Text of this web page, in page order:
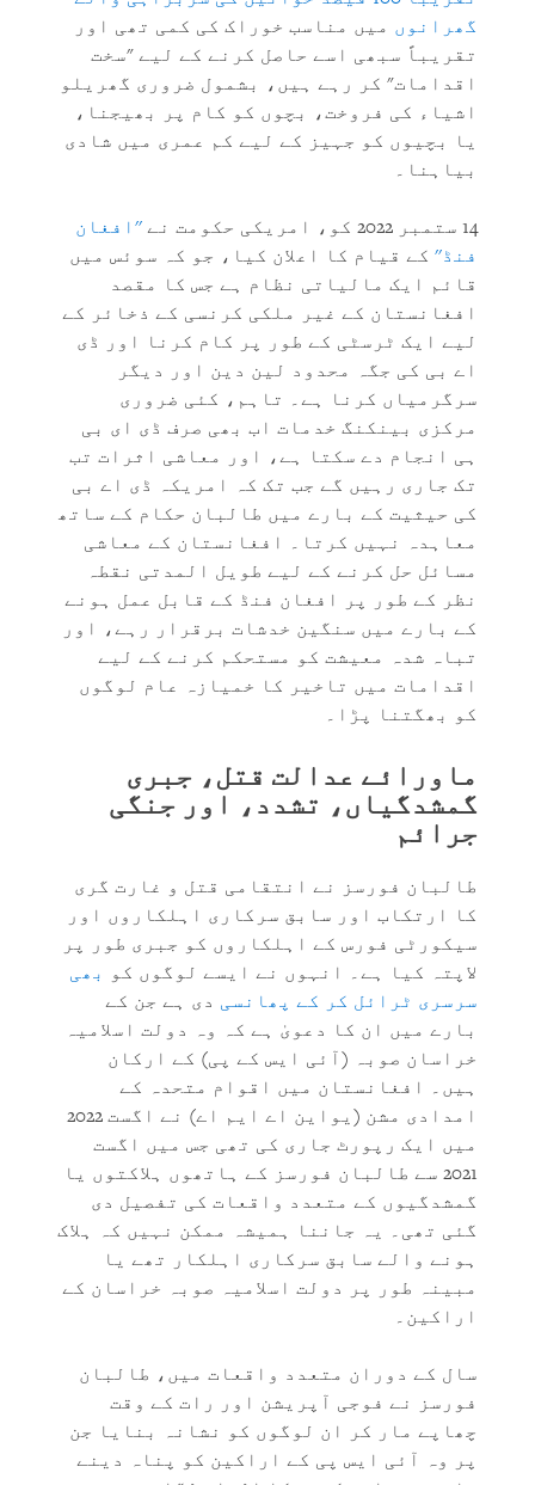
گھرانوں میں مناسب خوراک کی کمی تھی اور
تقریباً سبھی اسے حاصل کرنے کے لیے "سخت
اقدامات" کر رہے ہیں، بشمول ضروری گھریلو
اشیاء کی فروخت، بچوں کو کام پر بھیجنا،
یا بچیوں کو جہیز کے لیے کم عمری میں شادی
بیاہنا۔
14 ستمبر 2022 کو، امریکی حکومت نے
''افغان
فنڈ'' کے قیام کا اعلان کیا، جو کہ سوئس میں
قائم ایک مالیاتی نظام ہے جس کا مقصد
افغانستان کے غیر ملکی کرنسی کے ذخائر کے
لیے ایک ٹرسٹی کے طور پر کام کرنا اور ڈی
اے بی کی جگہ محدود لین دین اور دیگر
سرگرمیاں کرنا ہے۔ تاہم، کئی ضروری
مرکزی بینکنگ خدمات اب بھی صرف ڈی ای بی
ہی انجام دے سکتا ہے، اور معاشی اثرات تب
تک جاری رہیں گے جب تک کہ امریکہ ڈی اے بی
کی حیثیت کے بارے میں طالبان حکام کے ساتھ
معاہدہ نہیں کرتا۔ افغانستان کے معاشی
مسائل حل کرنے کے لیے طویل المدتی نقطہ
نظر کے طور پر افغان فنڈ کے قابل عمل ہونے
کے بارے میں سنگین خدشات برقرار رہے، اور
تباہ شدہ معیشت کو مستحکم کرنے کے لیے
اقدامات میں تاخیر کا خمیازہ عام لوگوں
کو بھگتنا پڑا۔
ماورائے عدالت قتل، جبری
گمشدگیاں، تشدد، اور جنگی
جرائم
طالبان فورسز نے انتقامی قتل و غارت گری
کا ارتکاب اور سابق سرکاری اہلکاروں اور
سیکورٹی فورس کے اہلکاروں کو جبری طور پر
لاپتہ کیا ہے۔ انہوں نے ایسے لوگوں کو بھی
سرسری ٹرائل کر کے پھانسی دی ہے جن کے
بارے میں ان کا دعویٰ ہے کہ وہ دولت اسلامیہ
خراسان صوبہ (آئی ایس کے پی) کے ارکان
ہیں۔ افغانستان میں اقوام متحدہ کے
امدادی مشن (یواین اے ایم اے) نے اگست 2022
میں ایک رپورٹ جاری کی تھی جس میں اگست
2021 سے طالبان فورسز کے ہاتھوں ہلاکتوں یا
گمشدگیوں کے متعدد واقعات کی تفصیل دی
گئی تھی۔ یہ جاننا ہمیشہ ممکن نہیں کہ ہلاک
ہونے والے سابق سرکاری اہلکار تھے یا
مبینہ طور پر دولت اسلامیہ صوبہ خراسان کے
اراکین۔
سال کے دوران متعدد واقعات میں، طالبان
فورسز نے فوجی آپریشن اور رات کے وقت
چھاپے مار کر ان لوگوں کو نشانہ بنایا جن
پر وہ آئی ایس پی کے اراکین کو پناہ دینے